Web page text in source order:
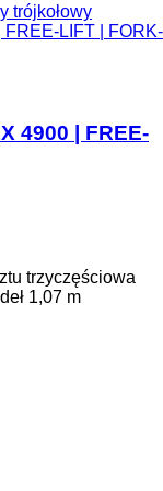
trójkołowy
LIFT | FORK-
4900 | FREE-
trzyczęściowa
1,07 m